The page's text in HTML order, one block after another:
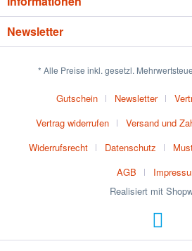
Newsletter
* Alle Preise inkl. gesetzl.
Gutschein Newsletter
Vertrag widerrufen
Versand und
Widerrufsrecht
Datenschutz
AGB
Realisiert mit